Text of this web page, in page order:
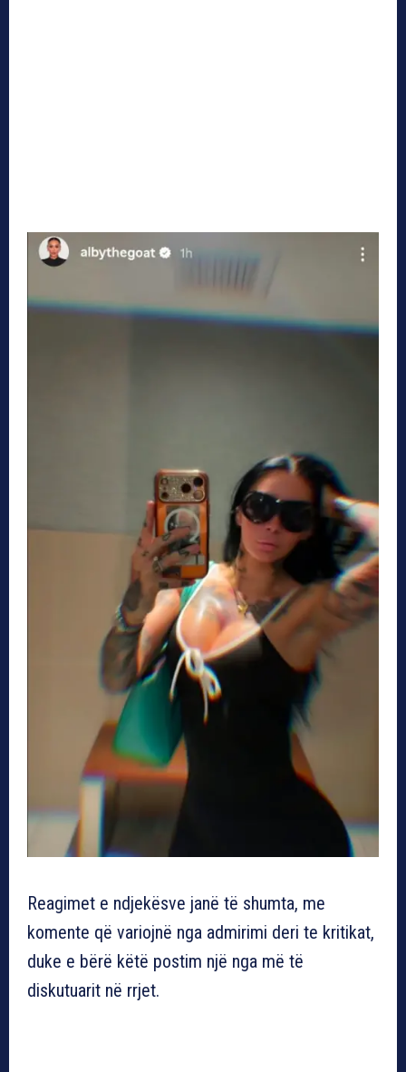
Reagimet e ndjekësve janë të shumta, me
komente që variojnë nga admirimi deri te kritikat,
duke e bërë këtë postim një nga më të
diskutuarit në rrjet.